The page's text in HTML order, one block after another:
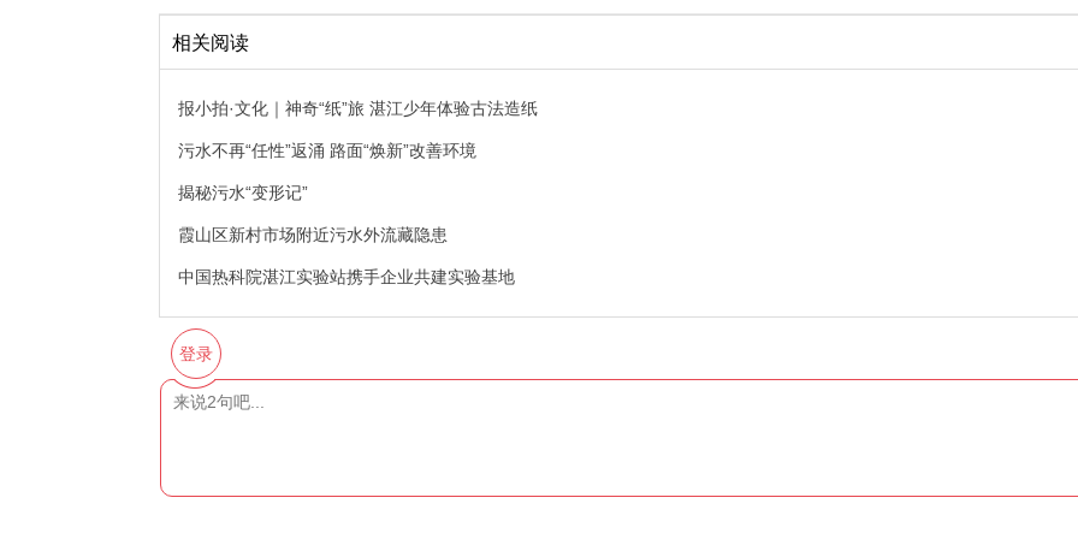
相关阅读
报小拍·文化｜神奇“纸”旅 湛江少年体验古法造纸
污水不再“任性”返涌 路面“焕新”改善环境
揭秘污水“变形记”
霞山区新村市场附近污水外流藏隐患
中国热科院湛江实验站携手企业共建实验基地
登录